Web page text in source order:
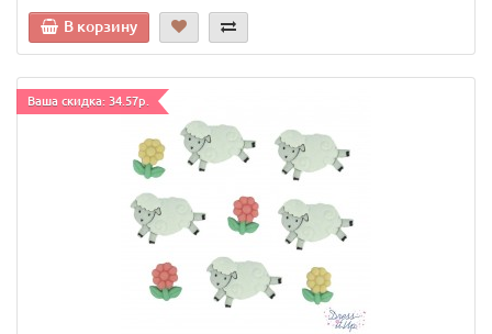
В корзину
Ваша скидка: 34.57р.